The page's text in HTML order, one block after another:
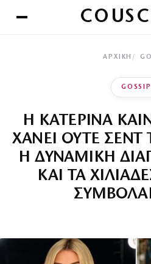
ΑΡΧΙΚΉ
GOSSIP
Η ΚΑΤΕΡΙΝΑ
ΧΑΝΕΙ ΟΥΤΕ
Η ΔΥΝΑΜΙΚΗ
ΚΑΙ ΤΑ